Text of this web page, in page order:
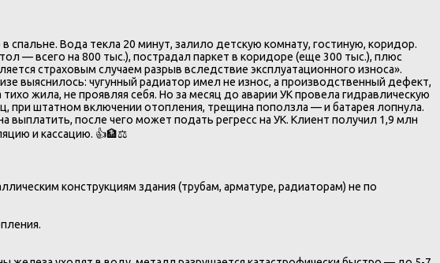
Вода текла 20 минут, залило детскую комнату, гостиную, коридор.
— всего на 800 тыс.), пострадал паркет в коридоре (еще 300 тыс.), плюс
страховым случаем разрыв вследствие эксплуатационного износа».
выяснилось: чугунный радиатор имел не износ, а производственный дефект,
жила, не проявляя себя. Но за месяц до аварии УК провела гидравлическую
при штатном включении отопления, трещина поползла — и батарея лопнула.
выплатить, после чего может подать регресс на УК. Клиент получил 1,9 млн
и кассацию. 👍🏦⚖️
конструкциям здания (трубам, арматуре, радиаторам) не по